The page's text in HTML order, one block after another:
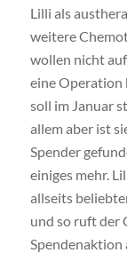
Lilli als
weitere
wollen nicht
eine Operation
soll im Januar
allem aber ist
Spender
einiges mehr.
allseits
und so ruft der
Spendenaktion